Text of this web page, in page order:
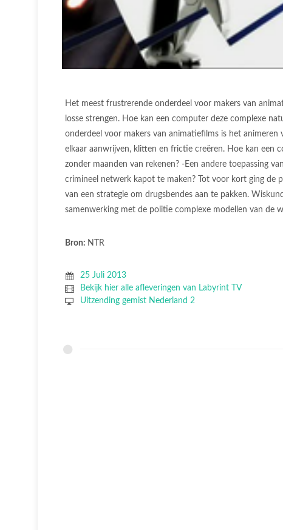
Het meest frustrerende onderdeel voor makers van
losse strengen. Hoe kan een computer deze complexe
onderdeel voor makers van animatiefilms is het animeren
elkaar aanwrijven, klitten en frictie creëren. Hoe kan een
zonder maanden van rekenen? -Een andere toepassing
crimineel netwerk kapot te maken? Tot voor kort ging de
van een strategie om drugsbendes aan te pakken.
samenwerking met de politie complexe modellen van de
Bron: NTR
25 Juli 2013
Bekijk hier alle afleveringen van Labyrint TV
Uitzending gemist Nederland 2